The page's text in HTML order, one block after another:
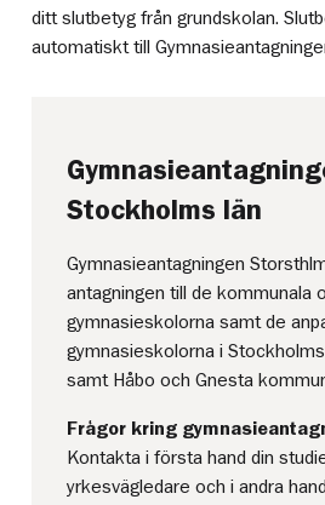
ditt slutbetyg från grundskolan.
automatiskt till
Stockholms län
Gymnasieantagningen
antagningen till de kommunala
gymnasieskolorna samt de
gymnasieskolorna i
samt Håbo och Gnesta
Frågor kring
Kontakta i första hand din
yrkesvägledare och i andra hand